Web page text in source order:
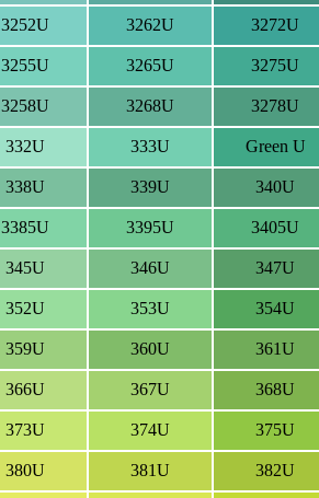
3252U 3262U 3272U
3255U 3265U 3275U
3258U 3268U 3278U
332U 333U Green U
338U 339U 340U
3385U 3395U 3405U
345U 346U 347U
352U 353U 354U
359U 360U 361U
366U 367U 368U
373U 374U 375U
380U 381U 382U